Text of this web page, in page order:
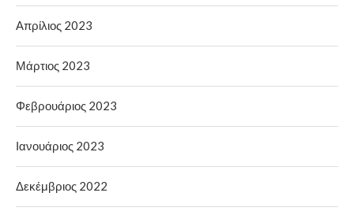
Απρίλιος 2023
Μάρτιος 2023
Φεβρουάριος 2023
Ιανουάριος 2023
Δεκέμβριος 2022